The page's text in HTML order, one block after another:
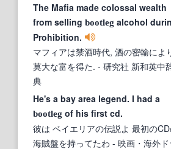
The Mafia made colossal wealth
from selling bootleg alcohol
Prohibition.
マフィアは禁酒時代, 酒の密輸によ
莫大な富を得た. - 研究社 新和英中
典
He's a bay area legend. I had a
bootleg of his first cd.
彼は ベイエリアの伝説よ 最初の
海賊盤を持ってたわ - 映画・海外ド